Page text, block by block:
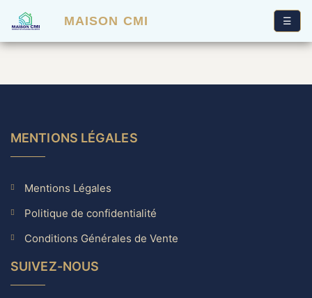
MAISON CMI ☰
MENTIONS LÉGALES
Mentions Légales
Politique de confidentialité
Conditions Générales de Vente
SUIVEZ-NOUS